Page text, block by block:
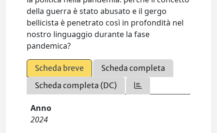
della guerra è stato abusato e il gergo
bellicista è penetrato così in profondità nel
nostro linguaggio durante la fase
pandemica?
Scheda breve
Scheda completa
Scheda completa (DC)
Anno
2024